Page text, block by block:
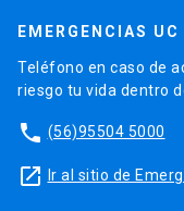
EMERGENCIAS UC
Teléfono en caso de
riesgo tu vida dentro
phone (56)95504 5000
launch Ir al sitio de